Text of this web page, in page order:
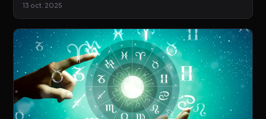
13 oct. 2025